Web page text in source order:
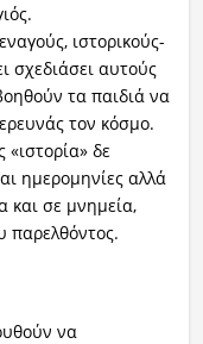
ιστορικούς-
σχεδιάσει αυτούς
τα παιδιά να
τον κόσμο.
δε
ημερομηνίες αλλά
και σε μνημεία,
παρελθόντος.
να